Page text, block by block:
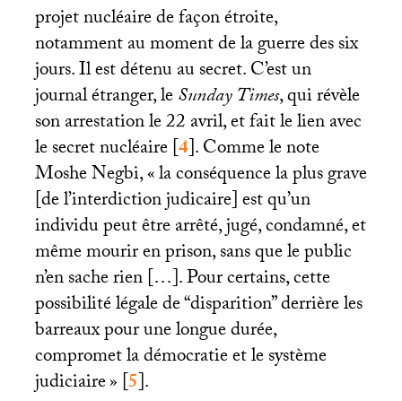
projet nucléaire de façon étroite,
notamment au moment de la guerre des six
jours. Il est détenu au secret. C’est un
journal étranger, leSunday Times, qui révèle
son arrestation le 22 avril, et fait le lien avec
le secret nucléaire[4]. Comme le note
Moshe Negbi, «la conséquence la plus grave
[de l’interdiction judicaire] est qu’un
individu peut être arrêté, jugé, condamné, et
même mourir en prison, sans que le public
n’en sache rien […]. Pour certains, cette
possibilité légale de “disparition” derrière les
barreaux pour une longue durée,
compromet la démocratie et le système
judiciaire»[5].